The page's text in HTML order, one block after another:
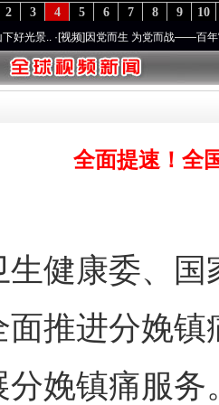
10
9
8
7
6
5
4
3
2
频]因党而生 为党而战——百年“纪”事⑧加
全面提速！全
康委、国
面推进分娩
分娩镇痛服务